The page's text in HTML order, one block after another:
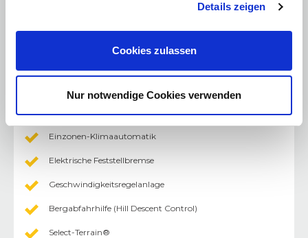
Details zeigen
Cookies zulassen
Nur notwendige Cookies verwenden
Rahmenloser Innenspiegel, automatisch abblendend
Einzonen-Klimaautomatik
Elektrische Feststellbremse
Geschwindigkeitsregelanlage
Bergabfahrhilfe (Hill Descent Control)
Select-Terrain®